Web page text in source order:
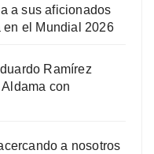
a sus aficionados
en el Mundial 2026
Ramírez
con
a nosotros